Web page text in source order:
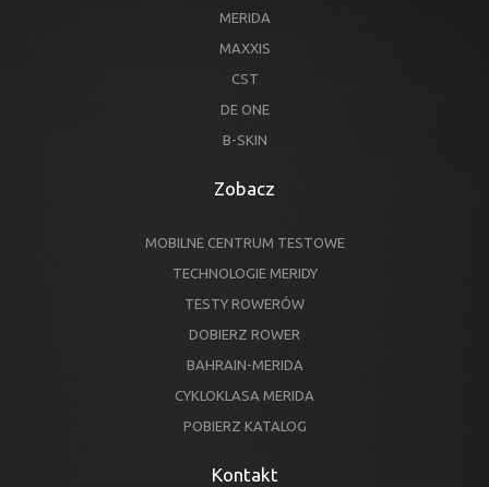
MERIDA
MAXXIS
CST
DE ONE
B-SKIN
Zobacz
MOBILNE CENTRUM TESTOWE
TECHNOLOGIE MERIDY
TESTY ROWERÓW
DOBIERZ ROWER
BAHRAIN-MERIDA
CYKLOKLASA MERIDA
POBIERZ KATALOG
Kontakt